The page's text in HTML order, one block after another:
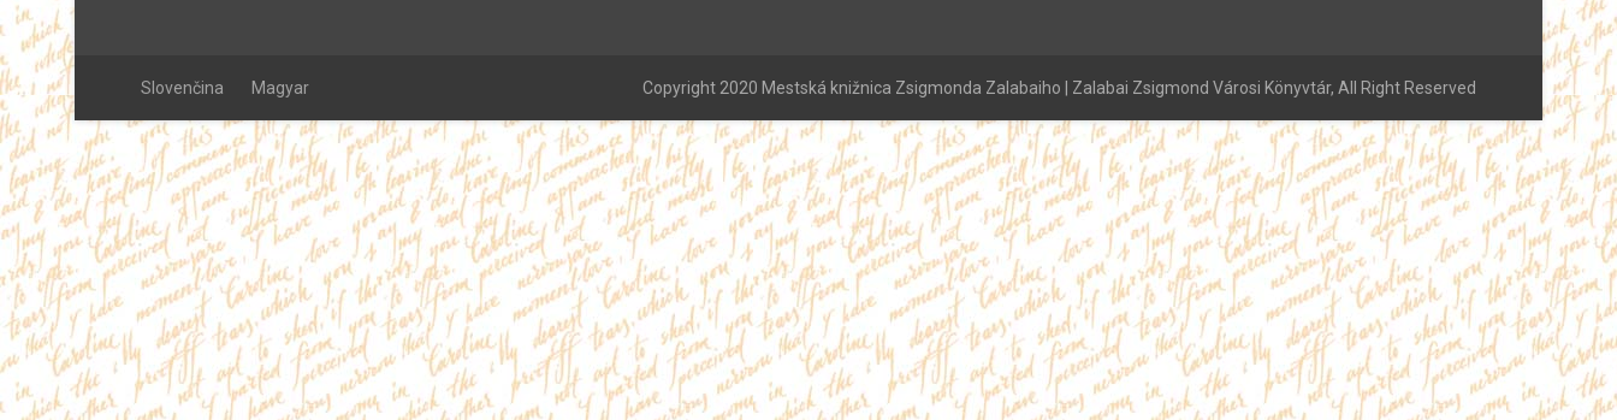
Slovenčina Magyar Copyright 2020 Mestská knižnica Zsigmonda Zalabaiho | Zalabai Zsigmond Városi Könyvtár, All Right Reserved